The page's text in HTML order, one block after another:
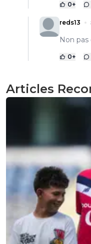
0+
reds13
Non
0+
Articles